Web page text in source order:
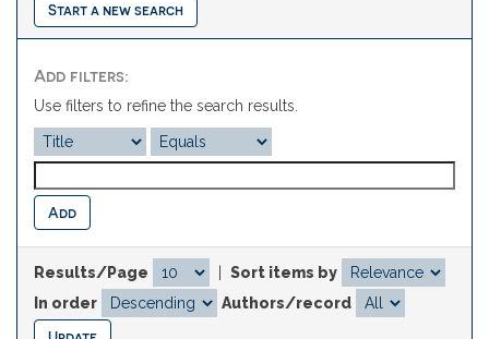
Start a new search
Add filters:
Use filters to refine the search results.
Results/Page
Sort items by
In order
Authors/record